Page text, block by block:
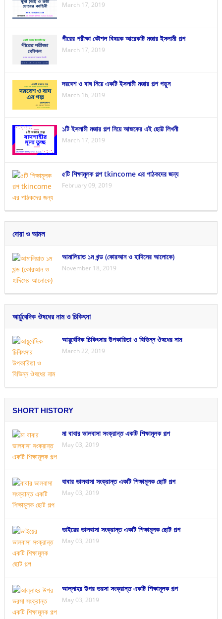
March 17, 2019
পীরের পরীক্ষা কৌশল বিষয়ক আরেকটি মজার ইসলামী গল্প
March 17, 2019
দরবেশ ও বাঘ নিয়ে একটি ইসলামী মজার গল্প পড়ুন
March 16, 2019
১টি ইসলামী মজার গল্প নিয়ে আজকের এই ছোট্ট লিখনী
March 17, 2019
৫টি শিক্ষামূলক গল্প tkincome এর পাঠকদের জন্য
February 09, 2019
দোয়া ও আমল
আমালিয়াত ১ম খন্ড (কোরআন ও হাদিসের আলোকে)
November 18, 2019
আর্য়ুবেদিক ঔষধের নাম ও চিকিৎসা
আয়ুর্বেদিক চিকিৎসার উপকারিতা ও বিভিন্ন ঔষধের নাম
March 22, 2019
SHORT HISTORY
মা বাবার ভালবাসা সংক্রান্ত একটি শিক্ষামূলক গল্প
May 03, 2019
বাবার ভালবাসা সংক্রান্ত একটি শিক্ষামূলক ছোট গল্প
May 03, 2019
ভাইয়ের ভালবাসা সংক্রান্ত একটি শিক্ষামূলক ছোট গল্প
May 03, 2019
আল্লাহর উপর ভরসা সংক্রান্ত একটি শিক্ষামূলক গল্প
May 03, 2019